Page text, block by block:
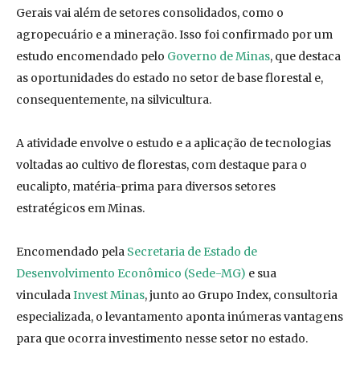
Gerais vai além de setores consolidados, como o
agropecuário e a mineração. Isso foi confirmado por um
estudo encomendado pelo Governo de Minas, que destaca
as oportunidades do estado no setor de base florestal e,
consequentemente, na silvicultura.
A atividade envolve o estudo e a aplicação de tecnologias
voltadas ao cultivo de florestas, com destaque para o
eucalipto, matéria-prima para diversos setores
estratégicos em Minas.
Encomendado pela Secretaria de Estado de
Desenvolvimento Econômico (Sede-MG) e sua
vinculadaInvest Minas, junto ao Grupo Index, consultoria
especializada, o levantamento aponta inúmeras vantagens
para que ocorra investimento nesse setor no estado.